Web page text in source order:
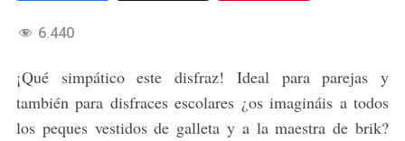
6.440
¡Qué simpático este disfraz! Ideal para parejas y
también para disfraces escolares ¿os imagináis a todos
los peques vestidos de galleta y a la maestra de brik?